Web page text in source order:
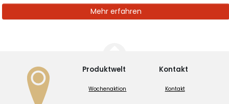
Mehr erfahren
Produktwelt
Wochenaktion
Kontakt
Kontakt